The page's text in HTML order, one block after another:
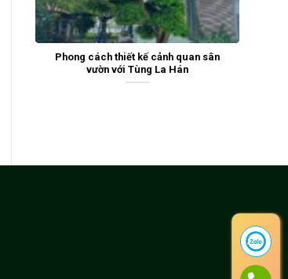
Phong cách thiết kế cảnh quan sân
vườn với Tùng La Hán